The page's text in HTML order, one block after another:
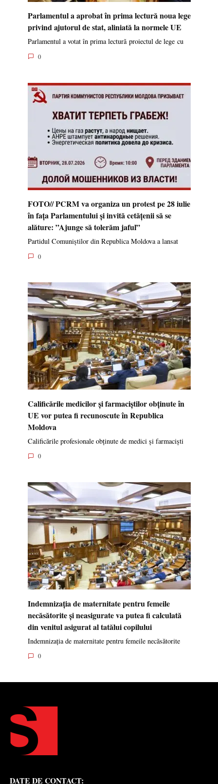
Parlamentul a aprobat în prima lectură noua lege
privind ajutorul de stat, aliniată la normele UE
Parlamentul a votat în prima lectură proiectul de lege cu
0
FOTO// PCRM va organiza un protest pe 28 iulie
în fața Parlamentului și invită cetățenii să se
alăture: ”Ajunge să tolerăm jaful”
Partidul Comuniștilor din Republica Moldova a lansat
0
Calificările medicilor și farmaciștilor obținute în
UE vor putea fi recunoscute în Republica
Moldova
Calificările profesionale obținute de medici și farmaciști
0
Indemnizația de maternitate pentru femeile
necăsătorite și neasigurate va putea fi calculată
din venitul asigurat al tatălui copilului
Indemnizația de maternitate pentru femeile necăsătorite
0
DATE DE CONTACT: